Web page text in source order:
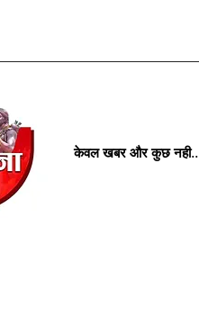
केवल खबर और कुछ